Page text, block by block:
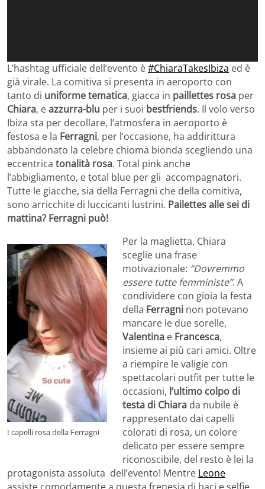
L’hashtag ufficiale dell’evento è#ChiaraTakesIbiza ed è
già virale. La comitiva si presenta in aeroporto con
tanto di uniforme tematica, giacca in paillettes rosa per
Chiara, eazzurra-blu per i suoi bestfriends. Il volo verso
Ibiza sta per decollare, l’atmosfera in aeroporto è
festosa e la Ferragni, per l’occasione, ha addirittura
abbandonato la celebre chioma bionda scegliendo una
eccentrica tonalità rosa. Total pink anche
l’abbigliamento, e total blue per gli accompagnatori.
Tutte le giacche, sia della Ferragni che della comitiva,
sono arricchite di luccicanti lustrini. Pailettes alle sei di
mattina? Ferragni può!
I capelli rosa della Ferragni
Per la maglietta, Chiara
sceglie una frase
motivazionale: “Dovremmo
essere tutte femministe”. A
condividere con gioia la festa
della Ferragni non potevano
mancare le due sorelle,
Valentina e Francesca,
insieme ai più cari amici. Oltre
a riempire le valigie con
spettacolari outfit per tutte le
occasioni, l’ultimo colpo di
testa di Chiara da nubile è
rappresentato dai capelli
colorati di rosa, un colore
delicato per essere sempre
riconoscibile, del resto è lei la
protagonista assoluta dell’evento! Mentre Leone